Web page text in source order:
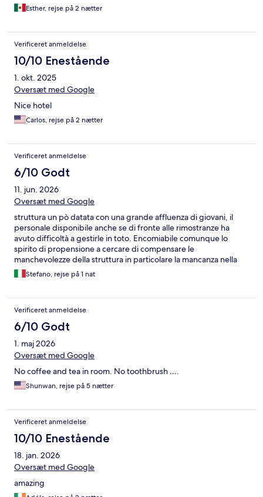
Esther, rejse på 2 nætter
Verificeret anmeldelse
10/10 Enestående
1. okt. 2025
Oversæt med Google
Nice hotel
Carlos, rejse på 2 nætter
Verificeret anmeldelse
6/10 Godt
11. jun. 2026
Oversæt med Google
struttura un pò datata con una grande affluenza di giovani, il
personale disponibile anche se di fronte alle rimostranze ha
avuto difficoltà a gestirle in toto. Encomiabile comunque lo
spirito di propensione a cercare di compensare le
manchevolezze della struttura in particolare la mancanza nella
colazione di poter avere caffè e brioche in quanto secondo la
logica della proprietà non è giusto che siano a disposizione della
ben 9 euro) e inoltre la poca chiarezza nella gestione di un
parcheggio nel piazzale interno per il quale c'è la pretesa di ben
19 euro quando sulle strisce blu posizionate a 20 metri
dall'ingresso della struttura per una notte si spenderebbero
andando via alle 9,00 di mattina al massimo 2 euro.
Stefano, rejse på 1 nat
Verificeret anmeldelse
6/10 Godt
1. maj 2026
Oversæt med Google
No coffee and tea in room. No toothbrush ….
Shunwan, rejse på 5 nætter
Verificeret anmeldelse
10/10 Enestående
18. jan. 2026
Oversæt med Google
amazing